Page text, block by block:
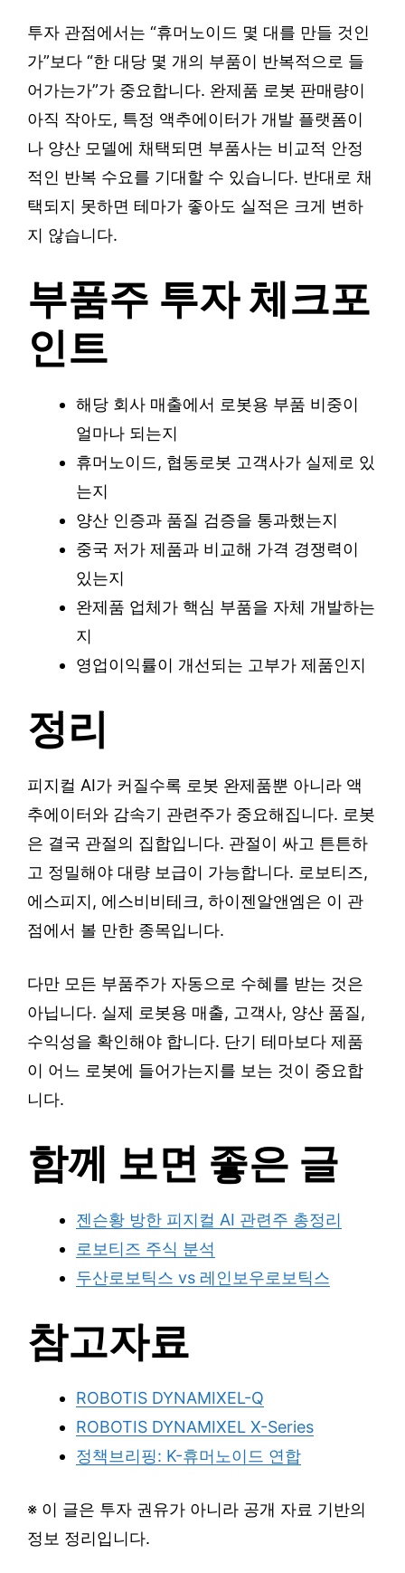
투자 관점에서는 “휴머노이드 몇 대를 만들 것인
가”보다 “한 대당 몇 개의 부품이 반복적으로 들
어가는가”가 중요합니다. 완제품 로봇 판매량이
아직 작아도, 특정 액추에이터가 개발 플랫폼이
나 양산 모델에 채택되면 부품사는 비교적 안정
적인 반복 수요를 기대할 수 있습니다. 반대로 채
택되지 못하면 테마가 좋아도 실적은 크게 변하
지 않습니다.
부품주 투자 체크포
인트
해당 회사 매출에서 로봇용 부품 비중이
얼마나 되는지
휴머노이드, 협동로봇 고객사가 실제로 있
는지
양산 인증과 품질 검증을 통과했는지
중국 저가 제품과 비교해 가격 경쟁력이
있는지
완제품 업체가 핵심 부품을 자체 개발하는
지
영업이익률이 개선되는 고부가 제품인지
정리
피지컬 AI가 커질수록 로봇 완제품뿐 아니라 액
추에이터와 감속기 관련주가 중요해집니다. 로봇
은 결국 관절의 집합입니다. 관절이 싸고 튼튼하
고 정밀해야 대량 보급이 가능합니다. 로보티즈,
에스피지, 에스비비테크, 하이젠알앤엠은 이 관
점에서 볼 만한 종목입니다.
다만 모든 부품주가 자동으로 수혜를 받는 것은
아닙니다. 실제 로봇용 매출, 고객사, 양산 품질,
수익성을 확인해야 합니다. 단기 테마보다 제품
이 어느 로봇에 들어가는지를 보는 것이 중요합
니다.
함께 보면 좋은 글
젠슨황 방한 피지컬 AI 관련주 총정리
로보티즈 주식 분석
두산로보틱스 vs 레인보우로보틱스
참고자료
ROBOTIS DYNAMIXEL-Q
ROBOTIS DYNAMIXEL X-Series
정책브리핑: K-휴머노이드 연합
※ 이 글은 투자 권유가 아니라 공개 자료 기반의
정보 정리입니다.